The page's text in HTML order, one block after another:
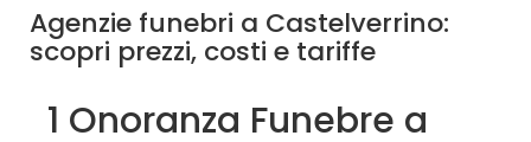
Agenzie funebri a Castelverrino:
scopri prezzi, costi e tariffe
1 Onoranza Funebre a